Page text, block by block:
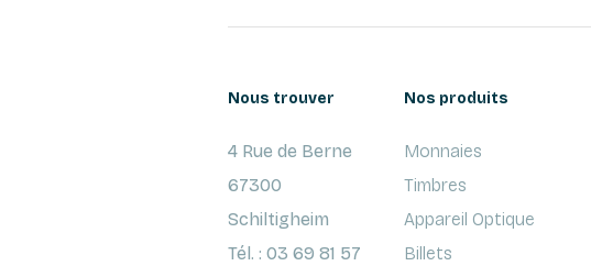
Nous trouver
4 Rue de Berne
67300
Schiltigheim
Tél. : 03 69 81 57
Nos produits
Monnaies
Timbres
Appareil Optique
Billets